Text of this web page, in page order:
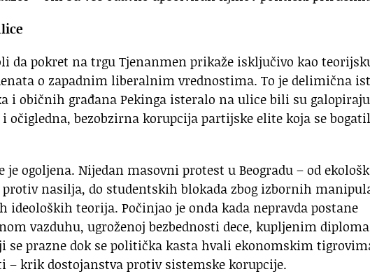
da pokret na trgu Tjenanmen prikaže isključivo kao
o zapadnim liberalnim vrednostima. To je delimična
i običnih građana Pekinga isteralo na ulice bili su
bezobzirna korupcija partijske elite koja se
je ogoljena. Nijedan masovni protest u Beogradu – od
nasilja, do studentskih blokada zbog izbornih
ideoloških teorija. Počinjao je onda kada nepravda postane
vazduhu, ugroženoj bezbednosti dece, kupljenim
se prazne dok se politička kasta hvali ekonomskim
– krik dostojanstva protiv sistemske korupcije.